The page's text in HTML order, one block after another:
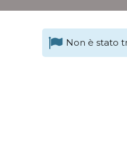
Non è stato